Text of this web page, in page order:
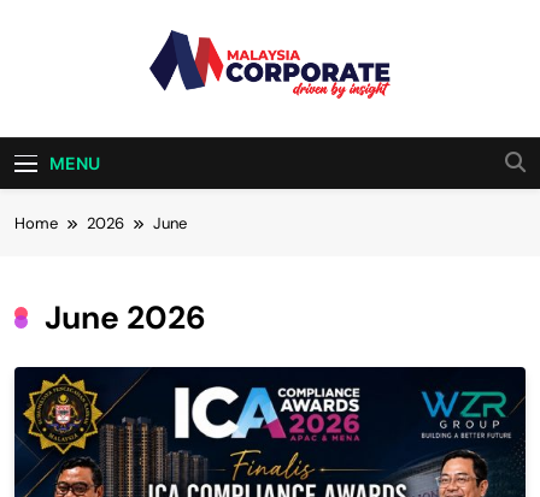
Malaysia
Corporate
MENU
Home 2026 June
June 2026